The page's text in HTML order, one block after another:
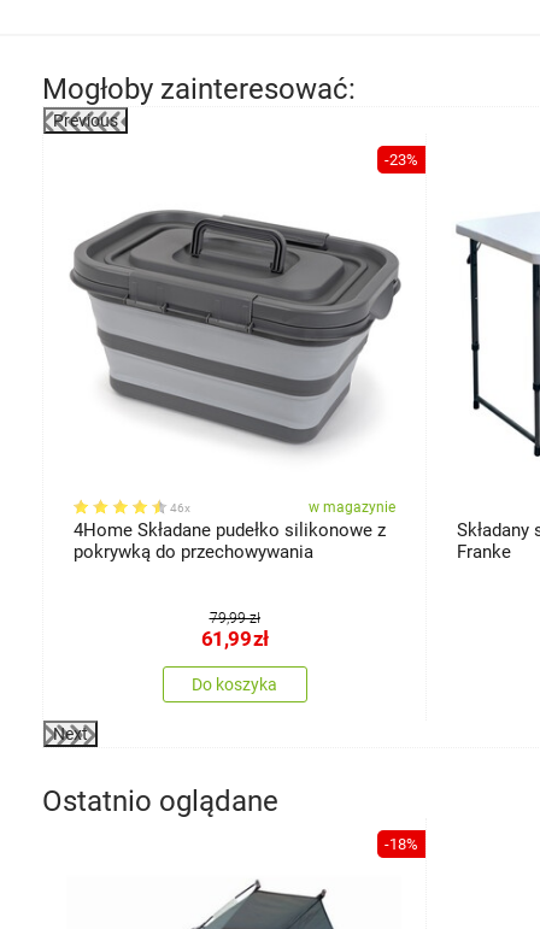
Mogłoby zainteresować:
Previous
-23%
46x w magazynie
4Home Składane pudełko silikonowe z
pokrywką do przechowywania
79,99 zł
61,99zł
Do koszyka
Franke
Next
Ostatnio oglądane
-18%